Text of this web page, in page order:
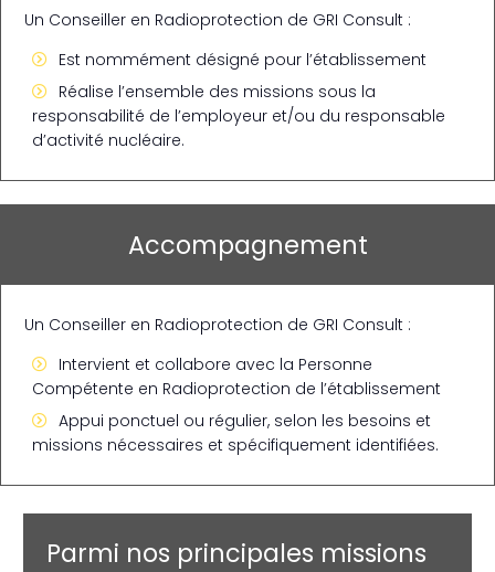
Un Conseiller en Radioprotection de GRI Consult :
Est nommément désigné pour l’établissement
Réalise l’ensemble des missions sous la
responsabilité de l’employeur et/ou du responsable
d’activité nucléaire.
Accompagnement
Un Conseiller en Radioprotection de GRI Consult :
Intervient et collabore avec la Personne
Compétente en Radioprotection de l’établissement
Appui ponctuel ou régulier, selon les besoins et
missions nécessaires et spécifiquement identifiées.
Parmi nos principales missions